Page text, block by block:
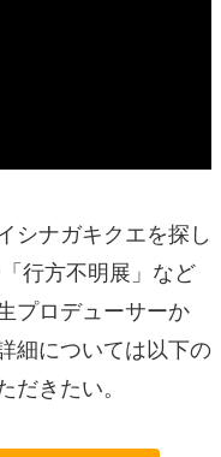
シナガキクエを探し
行方不明展」など
プロデューサーか
細については以下の
きたい。